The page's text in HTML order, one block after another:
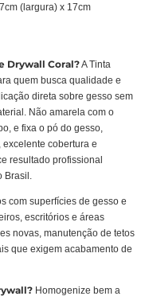
(largura) x 17cm
Drywall Coral?A Tinta
quem busca qualidade e
direta sobre gesso sem
Não amarela com o
e fixa o pó do gesso,
cobertura e
resultado profissional
Brasil.
com superfícies de gesso e
escritórios e áreas
novas, manutenção de tetos
que exigem acabamento de
Homogenize bem a